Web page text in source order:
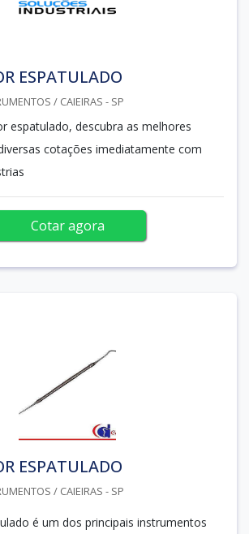
ESPATULADO
/ CAIEIRAS - SP
espatulado, descubra as melhores
cotações imediatamente com
Cotar agora
ESPATULADO
/ CAIEIRAS - SP
é um dos principais instrumentos